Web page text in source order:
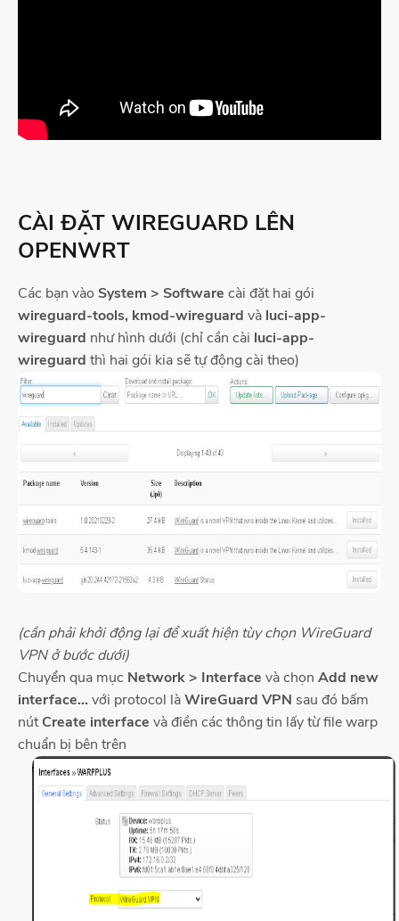
CÀI ĐẶT WIREGUARD LÊN
OPENWRT
Các bạn vào System > Software cài đặt hai gói
wireguard-tools, kmod-wireguard và luci-app-
wireguard như hình dưới (chỉ cần cài luci-app-
wireguard thì hai gói kia sẽ tự động cài theo)
(cần phải khởi động lại để xuất hiện tùy chọn WireGuard
VPN ở bước dưới)
Chuyển qua mục Network > Interface và chọn Add new
interface... với protocol làWireGuard VPN sau đó bấm
nútCreate interface và điền các thông tin lấy từ file warp
chuẩn bị bên trên